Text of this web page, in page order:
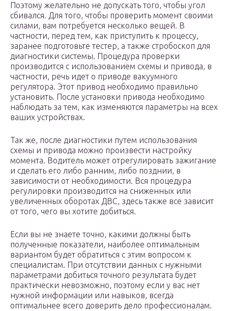
Поэтому желательно не допускать того, чтобы угол
сбивался. Для того, чтобы проверить момент своими
силами, вам потребуется несколько вещей. В
частности, перед тем, как приступить к процессу,
заранее подготовьте тестер, а также стробоскоп для
диагностики системы. Процедура проверки
производится с использованием схемы и привода, в
частности, речь идет о приводе вакуумного
регулятора. Этот привод необходимо правильно
установить. После установки привода необходимо
наблюдать за тем, как изменяются параметры на всех
ваших устройствах.
Так же, после диагностики путем использования
схемы и привода можно произвести настройку
момента. Водитель может отрегулировать зажигание
и сделать его либо ранним, либо позднии, в
зависимости от необходимости. Вся процедура
регулировки производится на сниженных или
увеличенных оборотах ДВС, здесь также все зависит
от того, чего вы хотите добиться.
Если вы не знаете точно, какими должны быть
полученные показатели, наиболее оптимальным
вариантом будет обратиться с этим вопросом к
специалистам. При отсутствии данных с нужными
параметрами добиться точного результата будет
практически невозможно, поэтому если у вас нет
нужной информации или навыков, всегда
оптимальнее всего доверить дело профессионалам.